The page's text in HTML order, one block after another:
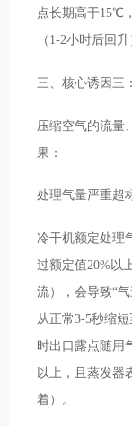
点长期高于15℃
（1-2小时后回升
三、核心诱因三
压缩空气的流量
果：
处理气量严重超
冷干机额定处理
过额定值20%以
流），会导致“
从正常3-5秒缩
时出口露点随用
以上，且蒸发器
着）。